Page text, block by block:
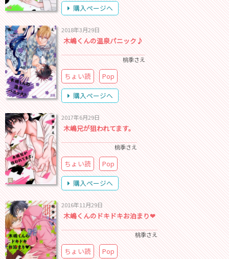
購入ページへ
2018年3月29日
木嶋くんの温泉パニック♪
桃季さえ
ちょい読
Pop
購入ページへ
2017年6月29日
木嶋兄が狙われてます。
桃季さえ
ちょい読
Pop
購入ページへ
2016年11月29日
木嶋くんのドキドキお泊まり❤
桃季さえ
ちょい読 Pop